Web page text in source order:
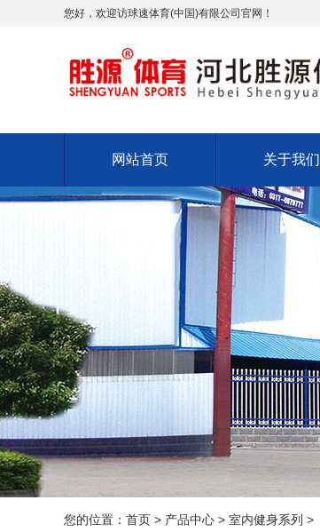
您好，欢迎访球速体育(中国)有限公司官网！
网站首页 关于我们
您的位置： 首页 > 产品中心 > 室内健身系列 >